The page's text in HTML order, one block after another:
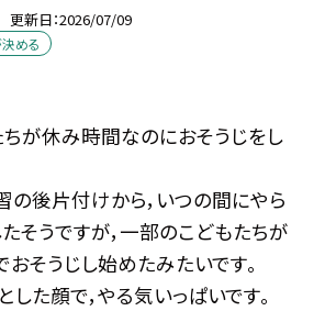
更新日 2026/07/09
める
が休み時間なのにおそうじをし
の後片付けから，いつの間にやら
そうですが，一部のこどもたちが
そうじし始めたみたいです。
した顔で，やる気いっぱいです。